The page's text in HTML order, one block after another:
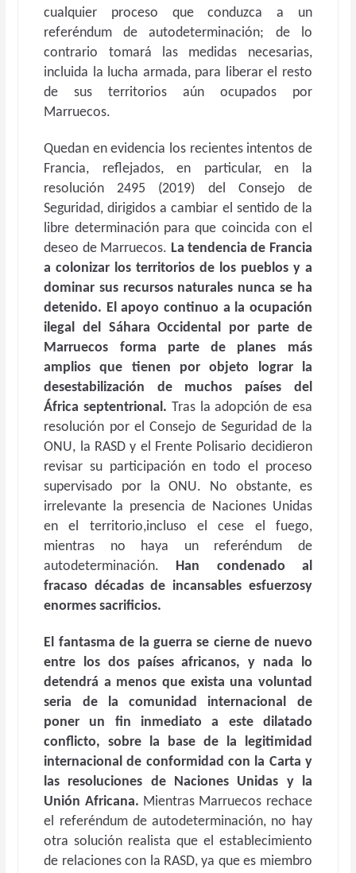
cualquier proceso que conduzca a un
referéndum de autodeterminación; de lo
contrario tomará las medidas necesarias,
incluida la lucha armada, para liberar el resto
de sus territorios aún ocupados por
Marruecos.
Quedan en evidencia los recientes intentos de
Francia, reflejados, en particular, en la
resolución 2495 (2019) del Consejo de
Seguridad, dirigidos a cambiar el sentido de la
libre determinación para que coincida con el
deseo de Marruecos. La tendencia de Francia
a colonizar los territorios de los pueblos y a
dominar sus recursos naturales nunca se ha
detenido. El apoyo continuo a la ocupación
ilegal del Sáhara Occidental por parte de
Marruecos forma parte de planes más
amplios que tienen por objeto lograr la
desestabilización de muchos países del
África septentrional. Tras la adopción de esa
resolución por el Consejo de Seguridad de la
ONU, la RASD y el Frente Polisario decidieron
revisar su participación en todo el proceso
supervisado por la ONU. No obstante, es
irrelevante la presencia de Naciones Unidas
en el territorio,incluso el cese el fuego,
mientras no haya un referéndum de
autodeterminación. Han condenado al
fracaso décadas de incansables esfuerzosy
enormes sacrificios.
El fantasma de la guerra se cierne de nuevo
entre los dos países africanos, y nada lo
detendrá a menos que exista una voluntad
seria de la comunidad internacional de
poner un fin inmediato a este dilatado
conflicto, sobre la base de la legitimidad
internacional de conformidad con la Carta y
las resoluciones de Naciones Unidas y la
Unión Africana. Mientras Marruecos rechace
el referéndum de autodeterminación, no hay
otra solución realista que el establecimiento
de relaciones con la RASD, ya que es miembro